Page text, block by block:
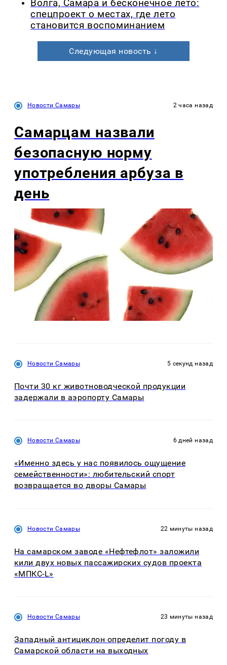
Волга, Самара и бесконечное лето:
спецпроект о местах, где лето
становится воспоминанием
Следующая новость ↓
Новости Самары 2 часа назад
Самарцам назвали
безопасную норму
употребления арбуза в
день
Новости Самары 5 секунд назад
Почти 30 кг животноводческой продукции
задержали в аэропорту Самары
Новости Самары 6 дней назад
«Именно здесь у нас появилось ощущение
семейственности»: любительский спорт
возвращается во дворы Самары
Новости Самары 22 минуты назад
На самарском заводе «Нефтефлот» заложили
кили двух новых пассажирских судов проекта
«МПКС-L»
Новости Самары 23 минуты назад
Западный антициклон определит погоду в
Самарской области на выходных